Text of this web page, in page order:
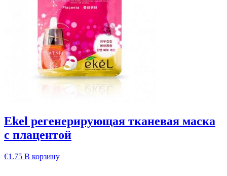
Ekel регенерирующая тканевая маска
с плацентой
€1.75 В корзину